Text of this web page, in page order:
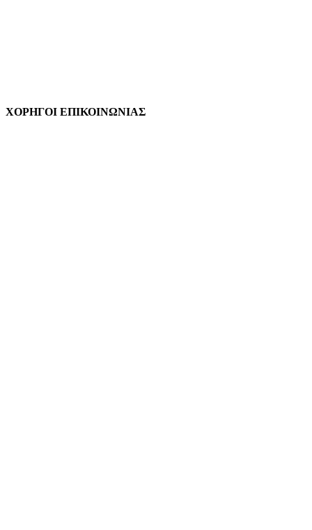
ΧΟΡΗΓΟΙ ΕΠΙΚΟΙΝΩΝΙΑΣ